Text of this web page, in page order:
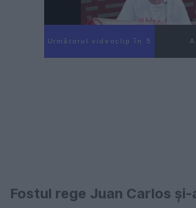
Următorul videoclip în 4
Fostul rege Juan Carlos